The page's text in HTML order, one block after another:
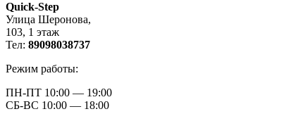
Quick-Step
​Улица Шеронова,
103, ​1 этаж
Тел: 89098038737
Режим работы:
ПН-ПТ 10:00 — 19:00
СБ-ВС 10:00 — 18:00